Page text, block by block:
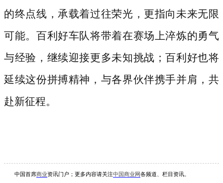
的终点线，承载着过往荣光，更指向未来无限
可能。百利好车队将带着在赛场上淬炼的勇气
与经验，继续迎接更多未知挑战；百利好也将
延续这份拼搏精神，与各界伙伴携手并肩，共
赴新征程。
中国首席商业资讯 门户；更多内容请关注中国商业网各频道、栏目资讯。